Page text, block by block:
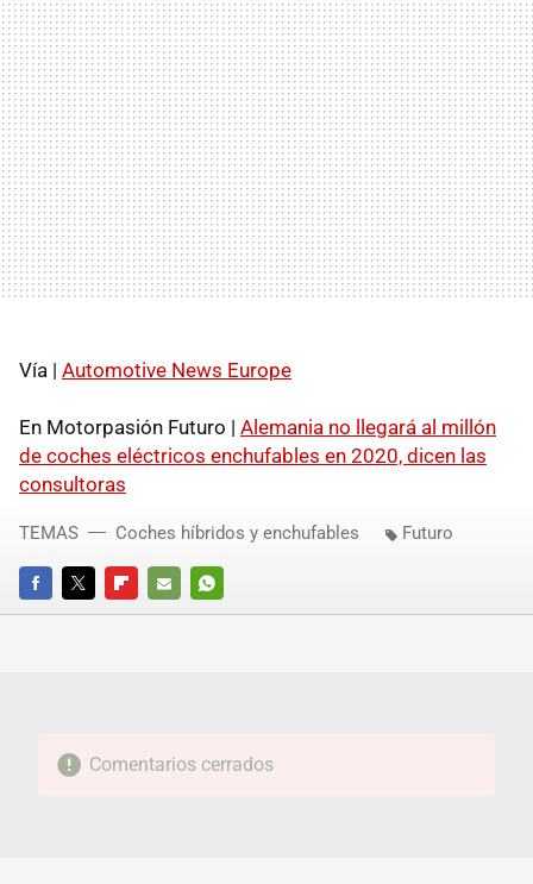
Vía | Automotive News Europe
En Motorpasión Futuro | Alemania no llegará al millón
de coches eléctricos enchufables en 2020, dicen las
consultoras
FACEBOOKTWITTERFLIPBOARD
E-
WHATSAPP
TEMAS Coches híbridos y enchufables Futuro
Comentarios cerrados